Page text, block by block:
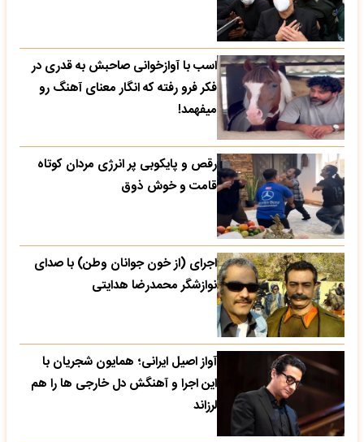
اسب با آوازخوانی صاحبش به قدری در
فکر فرو رفته که انگار معنای آهنگ رو
میفهمد!
رقص و پایکوبی پر انرژی مردان کوتاه
قامت و خوش ذوق
اجرای (از خون جوانان وطن) با صدای
نوازشگر محمدرضا هدایتی
آواز اصیل ایرانی؛ همایون شجریان با
این اجرا و آهنگش دل خارجی ها را هم
لرزاند